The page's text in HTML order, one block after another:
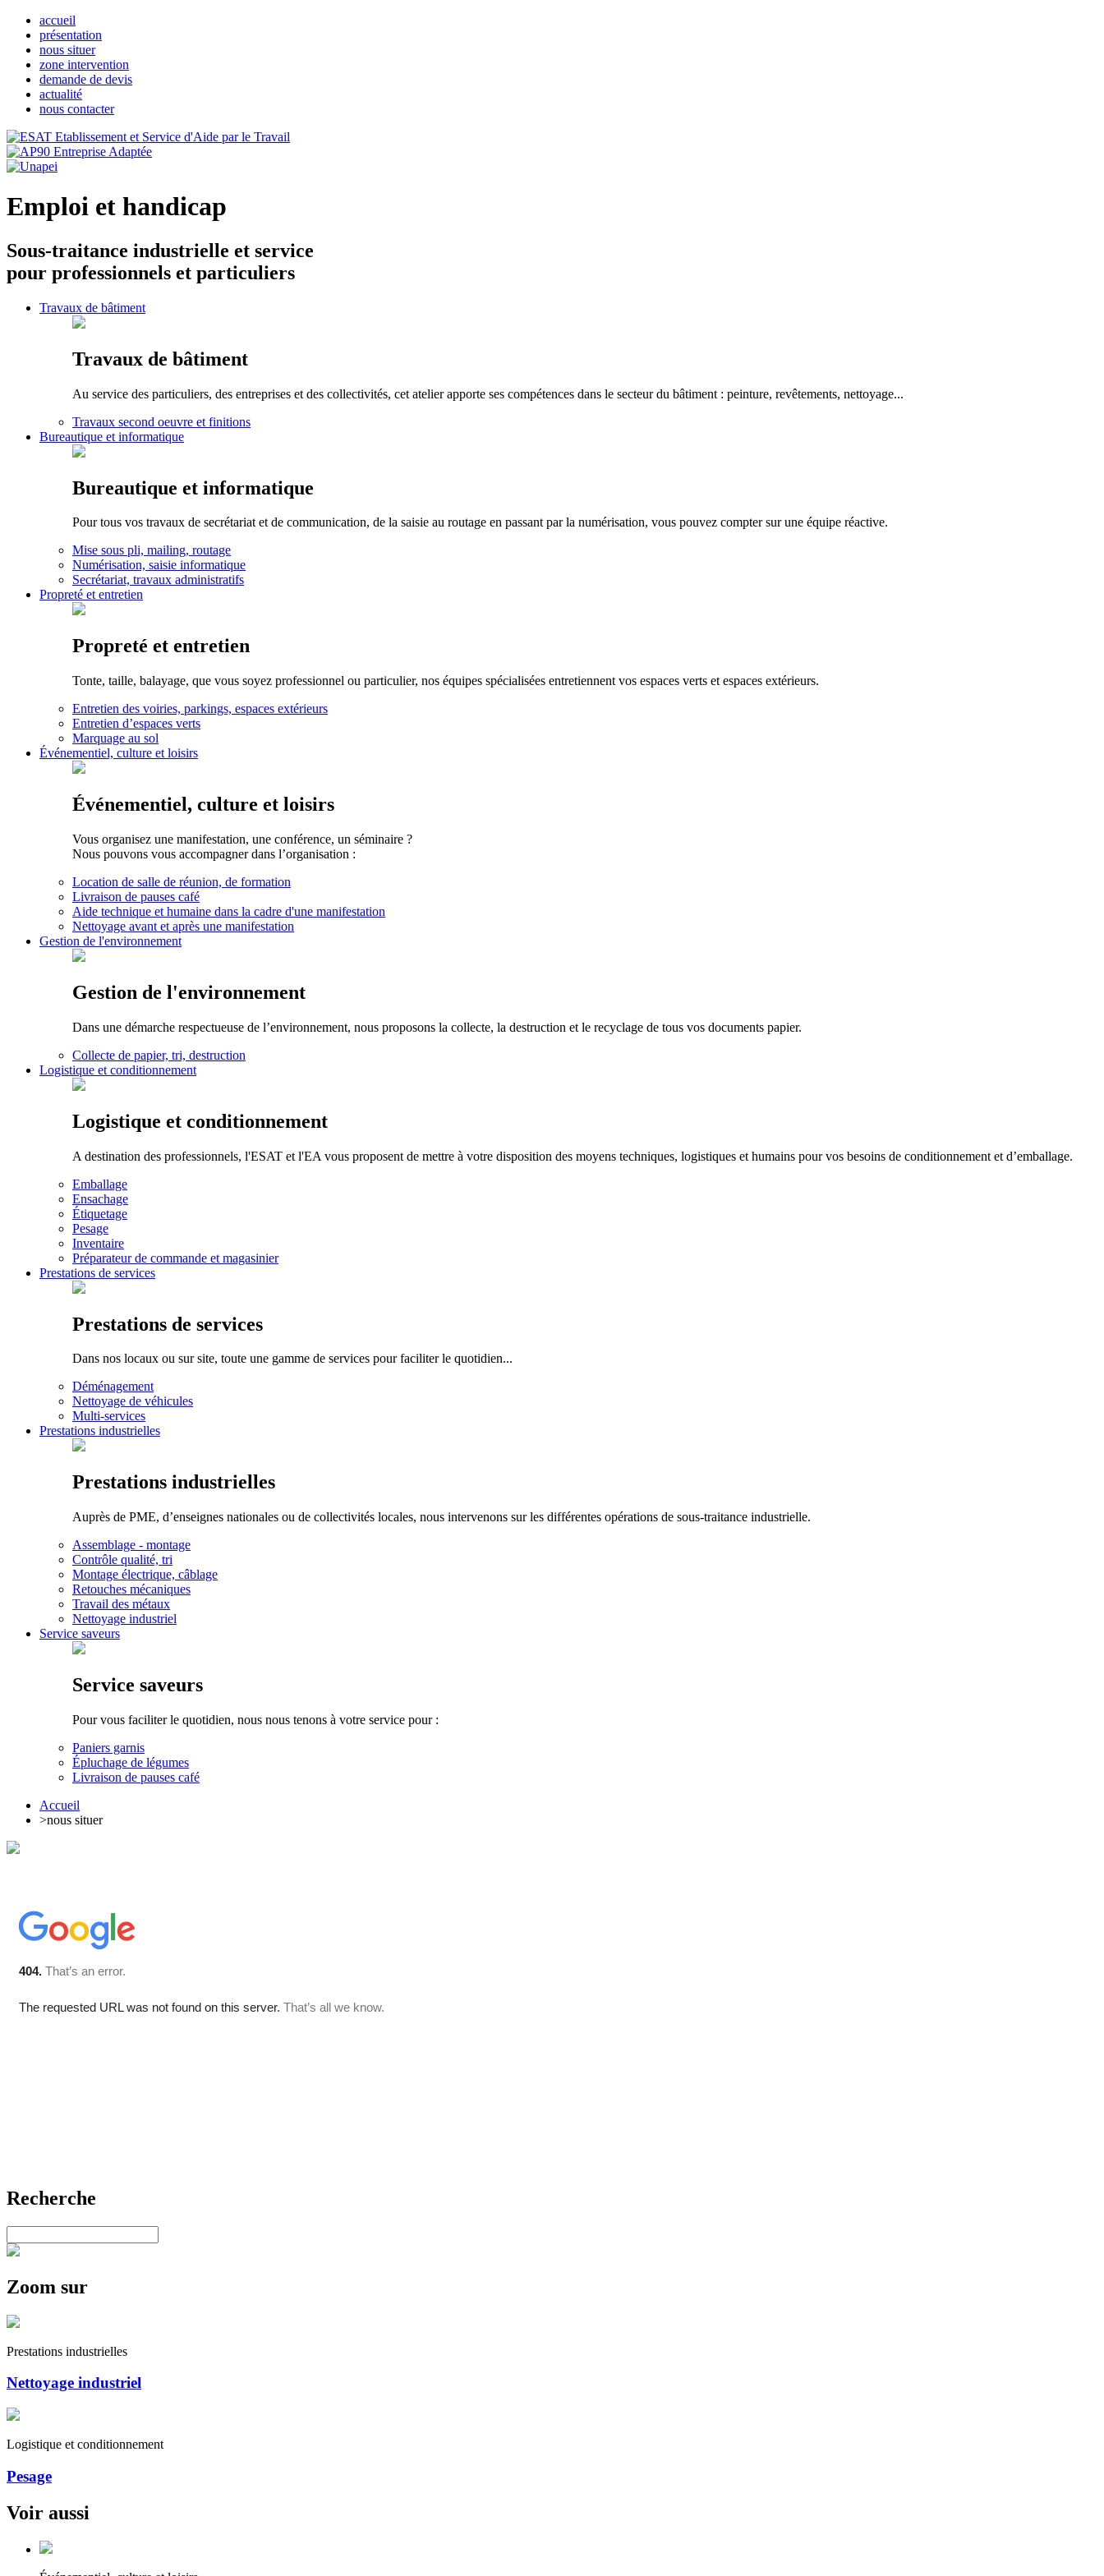
accueil
présentation
nous situer
zone intervention
demande de devis
actualité
nous contacter
Emploi et handicap
Sous-traitance industrielle et service
pour professionnels et particuliers
Travaux de bâtiment
Travaux de bâtiment
Au service des particuliers, des entreprises et des collectivités, cet atelier apporte ses compétences dans le secteur du bâtiment : peinture, revêtements, nettoyage...
Travaux second oeuvre et finitions
Bureautique et informatique
Bureautique et informatique
Pour tous vos travaux de secrétariat et de communication, de la saisie au routage en passant par la numérisation, vous pouvez compter sur une équipe réactive.
Mise sous pli, mailing, routage
Numérisation, saisie informatique
Secrétariat, travaux administratifs
Propreté et entretien
Propreté et entretien
Tonte, taille, balayage, que vous soyez professionnel ou particulier, nos équipes spécialisées entretiennent vos espaces verts et espaces extérieurs.
Entretien des voiries, parkings, espaces extérieurs
Entretien d’espaces verts
Marquage au sol
Événementiel, culture et loisirs
Événementiel, culture et loisirs
Vous organisez une manifestation, une conférence, un séminaire ?
Nous pouvons vous accompagner dans l’organisation :
Location de salle de réunion, de formation
Livraison de pauses café
Aide technique et humaine dans la cadre d'une manifestation
Nettoyage avant et après une manifestation
Gestion de l'environnement
Gestion de l'environnement
Dans une démarche respectueuse de l’environnement, nous proposons la collecte, la destruction et le recyclage de tous vos documents papier.
Collecte de papier, tri, destruction
Logistique et conditionnement
Logistique et conditionnement
A destination des professionnels, l'ESAT et l'EA vous proposent de mettre à votre disposition des moyens techniques, logistiques et humains pour vos besoins de conditionnement et d’emballage.
Emballage
Ensachage
Étiquetage
Pesage
Inventaire
Préparateur de commande et magasinier
Prestations de services
Prestations de services
Dans nos locaux ou sur site, toute une gamme de services pour faciliter le quotidien...
Déménagement
Nettoyage de véhicules
Multi-services
Prestations industrielles
Prestations industrielles
Auprès de PME, d’enseignes nationales ou de collectivités locales, nous intervenons sur les différentes opérations de sous-traitance industrielle.
Assemblage - montage
Contrôle qualité, tri
Montage électrique, câblage
Retouches mécaniques
Travail des métaux
Nettoyage industriel
Service saveurs
Service saveurs
Pour vous faciliter le quotidien, nous nous tenons à votre service pour :
Paniers garnis
Épluchage de légumes
Livraison de pauses café
Accueil
>nous situer
Recherche
Zoom sur
Prestations industrielles
Nettoyage industriel
Logistique et conditionnement
Pesage
Voir aussi